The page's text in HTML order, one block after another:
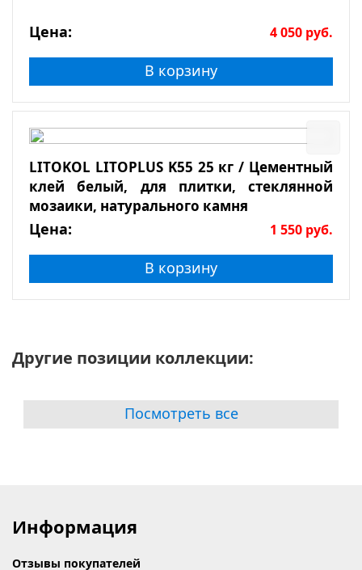
Цена: 4 050 руб.
В корзину
LITOKOL LITOPLUS K55 25 кг / Цементный
клей белый, для плитки, стеклянной
мозаики, натурального камня
Цена: 1 550 руб.
В корзину
Другие позиции коллекции:
Посмотреть все
Информация
Отзывы покупателей